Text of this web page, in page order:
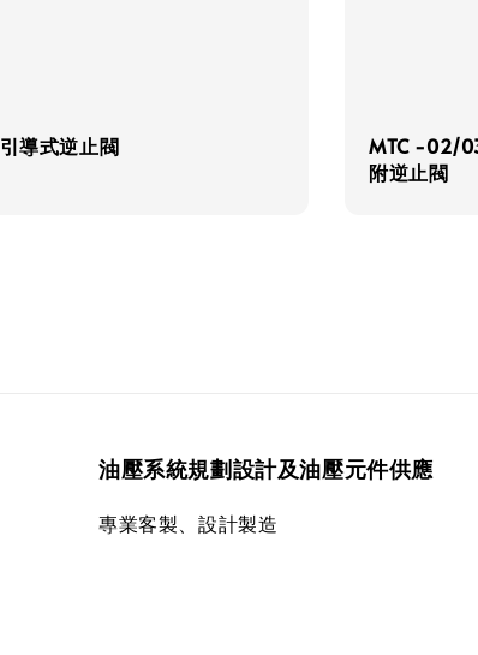
引導式逆止閥
MTC -02/
附逆止閥
油壓系統規劃設計及油壓元件供應
專業客製、設計製造